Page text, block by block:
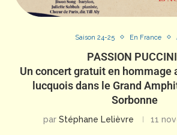
Saison 24-25 En France
PASSION
Un concert gratuit en hommage
lucquois dans le Grand
Sorbonne
par Stéphane Lelièvre 11